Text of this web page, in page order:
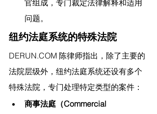
官组成，专门裁定法律解释和适用
问题。
纽约法庭系统的特殊法院
DERUN.COM 陈律师指出， 除了主要的
法院层级外，纽约法庭系统还设有多个
特殊法院，专门处理特定类型的案件：
商事法庭（Commercial